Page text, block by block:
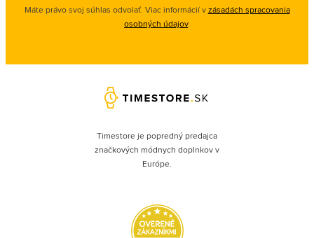
Máte právo svoj súhlas odvolať. Viac informácií vzásadách spracovania
osobných údajov.
Timestore je popredný predajca
značkových módnych doplnkov v
Európe.